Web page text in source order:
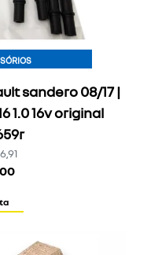
sandero 08/17 |
1.0 16v original